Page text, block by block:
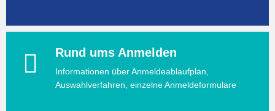
Rund ums Anmelden
Informationen über Anmeldeablaufplan,
Auswahlverfahren, einzelne Anmeldeformulare